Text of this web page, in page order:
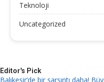
Teknoloji
Uncategorized
Editor's Pick
Balıkesir’de bir sarsıntı daha!